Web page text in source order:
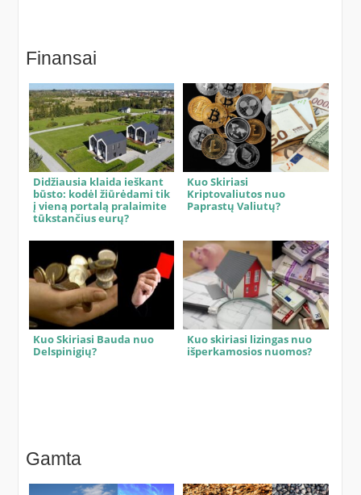
Finansai
Didžiausia klaida ieškant
būsto: kodėl žiūrėdami tik
į vieną portalą pralaimite
tūkstančius eurų?
Kuo Skiriasi
Kriptovaliutos nuo
Paprastų Valiutų?
Kuo Skiriasi Bauda nuo
Delspinigių?
Kuo skiriasi lizingas nuo
išperkamosios nuomos?
Gamta